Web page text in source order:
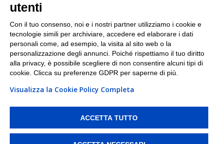
I nostri punti di ritiro e spedizione pacchi nelle
maggiori città italiane
Torino|Milano|Roma|Bologna|Firenze| Genova
Napoli|Varese
PI/CF/N°Iscr.: 10821360012 | REA: RM 1494760 | Cap.Soc.: 50.000€ |
Whistleblowing|Privacy |Preferenze Cookies
ritirare i tuoi acquisti online e spedire i tuoi pacchi.
utenti
Con il tuo consenso, noi e i nostri partner utilizziamo i cookie e
tecnologie simili per archiviare, accedere ed elaborare i dati
personali come, ad esempio, la visita al sito web o la
personalizzazione degli annunci. Poiché rispettiamo il tuo diritto
alla privacy, è possibile scegliere di non consentire alcuni tipi di
cookie. Clicca su preferenze GDPR per saperne di più.
Visualizza la Cookie Policy Completa
ACCETTA TUTTO